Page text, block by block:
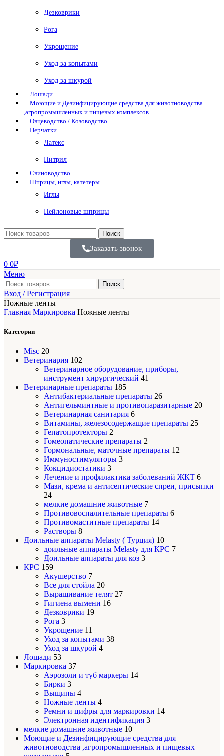
Дезковрики
Рога
Укрощение
Уход за копытами
Уход за шкурой
Лошади
Моющие и Дезинфицирующие средства для животноводства
,агропромышленных и пищевых комплексов
Овцеводство / Козоводство
Перчатки
Латекс
Нитрил
Свиноводство
Шприцы, иглы, катетеры
Иглы
Нейлоновые шприцы
Поиск
Заказать звонок
0 0₽
Меню
Поиск
Вход / Регистрация
Ножные ленты
Главная Маркировка Ножные ленты
Категории
Misc 20
Ветеринария 102
Ветеринарное оборудование, приборы,
инструмент хирургический 41
Ветеринарные препараты 185
Антибактериальные препараты 26
Антигельминтные и противопаразитарные 20
Ветеринарная санитария 6
Витамины, железосодержащие препараты 25
Гепатопротекторы 2
Гомеопатические препараты 2
Гормональные, маточные препараты 12
Иммуностимуляторы 3
Кокцидиостатики 3
Лечение и профилактика заболеваний ЖКТ 6
Мази, крема и антисептические спреи, присыпки
24
мелкие домашние животные 7
Противовоспалительные препараты 6
Противомаститные препараты 14
Растворы 8
Доильные аппараты Melasty ( Турция) 10
доильные аппараты Melasty для КРС 7
Доильные аппараты для коз 3
КРС 159
Акушерство 7
Все для стойла 20
Выращивание телят 27
Гигиена вымени 16
Дезковрики 19
Рога 3
Укрощение 11
Уход за копытами 38
Уход за шкурой 4
Лошади 53
Маркировка 37
Аэрозоли и туб маркеры 14
Бирки 3
Выщипы 4
Ножные ленты 4
Ремни и цифры для маркировки 14
Электронная идентификация 3
мелкие домашние животные 10
Моющие и Дезинфицирующие средства для
животноводства ,агропромышленных и пищевых